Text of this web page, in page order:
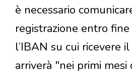
è necessario
registrazione entro
l’IBAN su cui ricevere
arriverà "nei primi